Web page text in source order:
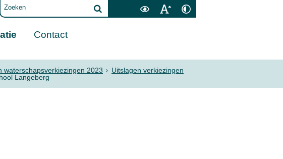
Contact
waterschapsverkiezingen 2023
Uitslagen verkiezingen
Langeberg